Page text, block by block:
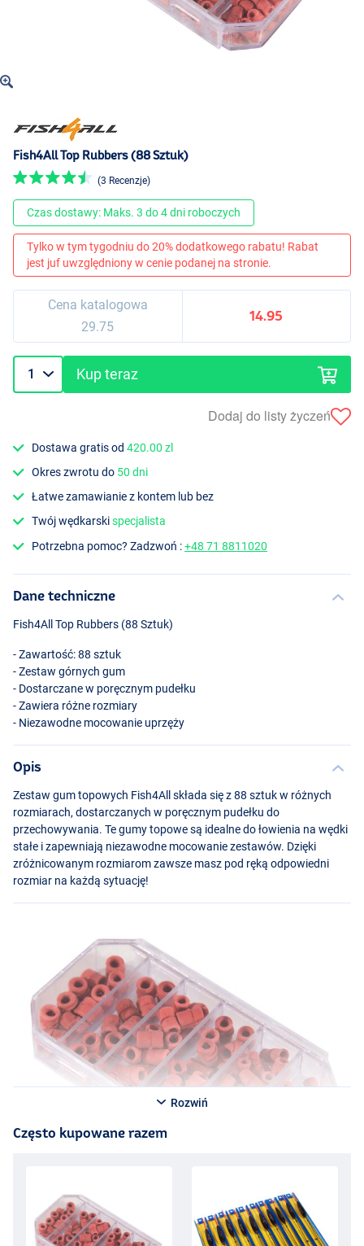
Fish4All Top Rubbers (88 Sztuk)
(3 Recenzje)
Czas dostawy: Maks. 3 do 4 dni roboczych
Tylko w tym tygodniu do 20% dodatkowego rabatu! Rabat
jest juf uwzględniony w cenie podanej na stronie.
Cena katalogowa
29.75
14.95
Kup teraz
Dodaj do listy życzeń
Dostawa gratis od420.00 zl
Okres zwrotu do 50 dni
Łatwe zamawianie z kontem lub bez
Twój wędkarskispecjalista
Potrzebna pomoc? Zadzwoń :+48 71 8811020
Dane techniczne
Fish4All Top Rubbers (88 Sztuk)
- Zawartość: 88 sztuk
- Zestaw górnych gum
- Dostarczane w poręcznym pudełku
- Zawiera różne rozmiary
- Niezawodne mocowanie uprzęży
Opis
Zestaw gum topowych Fish4All składa się z 88 sztuk w różnych
rozmiarach, dostarczanych w poręcznym pudełku do
przechowywania. Te gumy topowe są idealne do łowienia na wędki
stałe i zapewniają niezawodne mocowanie zestawów. Dzięki
zróżnicowanym rozmiarom zawsze masz pod ręką odpowiedni
rozmiar na każdą sytuację!
Rozwiń
Często kupowane razem